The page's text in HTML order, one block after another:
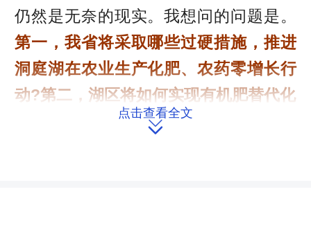
仍然是无奈的现实。我想问的问题是。
第一，我省将采取哪些过硬措施，推进
洞庭湖在农业生产化肥、农药零增长行
动?第二，湖区将如何实现有机肥替代化
点击查看全文
